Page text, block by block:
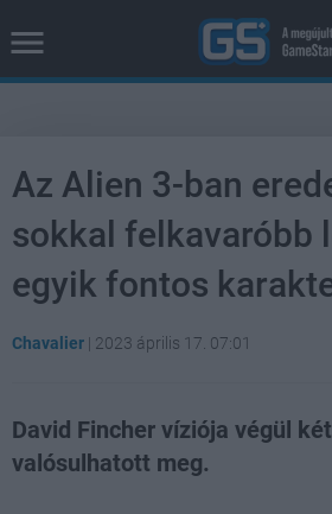
Az Alien 3-ban
sokkal felkavaróbb
egyik fontos
Chavalier | 2023 április 17. 07:01
David Fincher víziója végül
valósulhatott meg.